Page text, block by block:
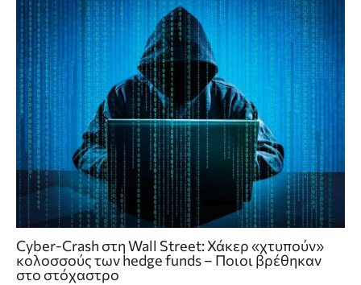
Cyber-Crash στη Wall Street: Χάκερ «χτυπούν»
κολοσσούς των hedge funds – Ποιοι βρέθηκαν
στο στόχαστρο